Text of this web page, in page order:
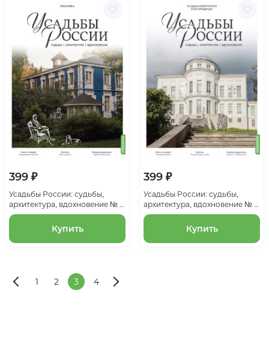
399 ₽
Усадьбы России: судьбы,
архитектура, вдохновение № 3:
Усадьба Ивановка
Купить
399 ₽
Усадьбы России: судьбы,
архитектура, вдохновение № 2:
Усадьба Бобринских в
БогородицкеКупить
1 2 3 4